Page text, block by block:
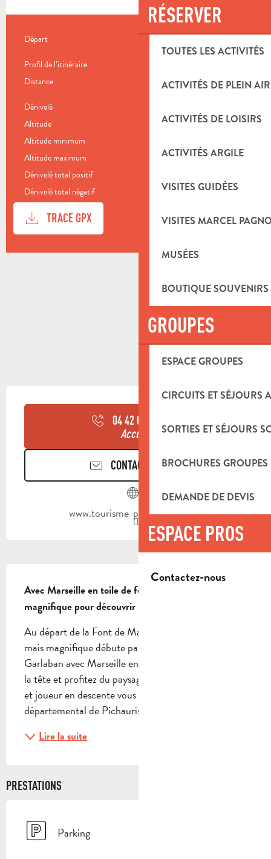
RÉSERVER
TOUTES LES ACTIVITÉS
ACTIVITÉS DE PLEIN AIR
ACTIVITÉS DE LOISIRS
ACTIVITÉS ARGILE
VISITES GUIDÉES
VISITES MARCEL
MUSÉES
BOUTIQUE
GROUPES
ESPACE GROUPES
CIRCUITS ET SÉJOURS
SORTIES ET SÉJOURS
BROCHURES GROUPES
DEMANDE DE DEVIS
ESPACE PROS
Contactez-nous
INFORMATIONS PRATIQUES
Départ
Profil de l’itinéraire
Distance 26.4 km
Dénivelé
Altitude 209 m
Altitude minimum
Altitude maximum 720 m
Dénivelé total positif 964 m
Dénivelé total négatif -964 m
DOCUMENTATION
TRACE GPX
OUVERTURE ET COORDONNÉES
04 42 03 49
Accueil
CONTACTEZ-NOUS
www.tourisme-paysdaubagne.fr
Avec Marseille en toile de fond, un itinéraire
magnifique pour découvrir le Garlaban.
Au départ de la Font de Mai, ce parcours difficile
mais magnifique débute par l'ascension du col de
Garlaban avec Marseille en toile de fond … Tournez
la tête et profitez du paysage…Un single technique
et joueur en descente vous fera rejoindre le parc
départemental de Pichauris. Profitez d'une...
Lire la suite
PRESTATIONS
Parking